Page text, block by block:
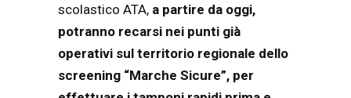
scolastico ATA, a partire da oggi,
potranno recarsi nei punti già
operativi sul territorio regionale dello
screening “Marche Sicure”, per